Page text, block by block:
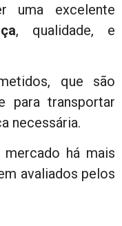
uma excelente
, qualidade, e
que são
para transportar
necessária.
há mais
avaliados pelos